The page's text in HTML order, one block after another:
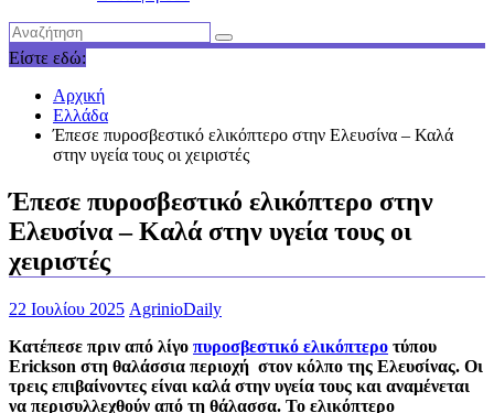
Είστε εδώ:
Αρχική
Ελλάδα
Έπεσε πυροσβεστικό ελικόπτερο στην Ελευσίνα – Καλά
στην υγεία τους οι χειριστές
Έπεσε πυροσβεστικό ελικόπτερο στην
Ελευσίνα – Καλά στην υγεία τους οι
χειριστές
22 Ιουλίου 2025 AgrinioDaily
Κατέπεσε πριν από λίγο πυροσβεστικό ελικόπτερο τύπου
Erickson στη θαλάσσια περιοχή στον κόλπο της Ελευσίνας. Οι
τρεις επιβαίνοντες είναι καλά στην υγεία τους και αναμένεται
να περισυλλεχθούν από τη θάλασσα. Το ελικόπτερο